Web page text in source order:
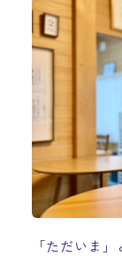
「ただいま